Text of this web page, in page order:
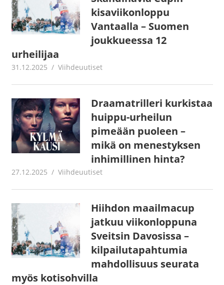
kisaviikonloppu
Vantaalla – Suomen
joukkueessa 12
urheilijaa
31.12.2025 Juha Kaunisto
Viihdeuutiset
Draamatrilleri kurkistaa
huippu-urheilun
pimeään puoleen –
mikä on menestyksen
inhimillinen hinta?
27.12.2025 Juha Kaunisto
Viihdeuutiset
Hiihdon maailmacup
jatkuu viikonloppuna
Sveitsin Davosissa –
kilpailutapahtumia
mahdollisuus seurata
myös kotisohvilla